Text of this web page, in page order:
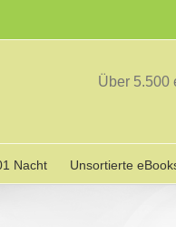
Über 5.500
Nacht Unsortierte